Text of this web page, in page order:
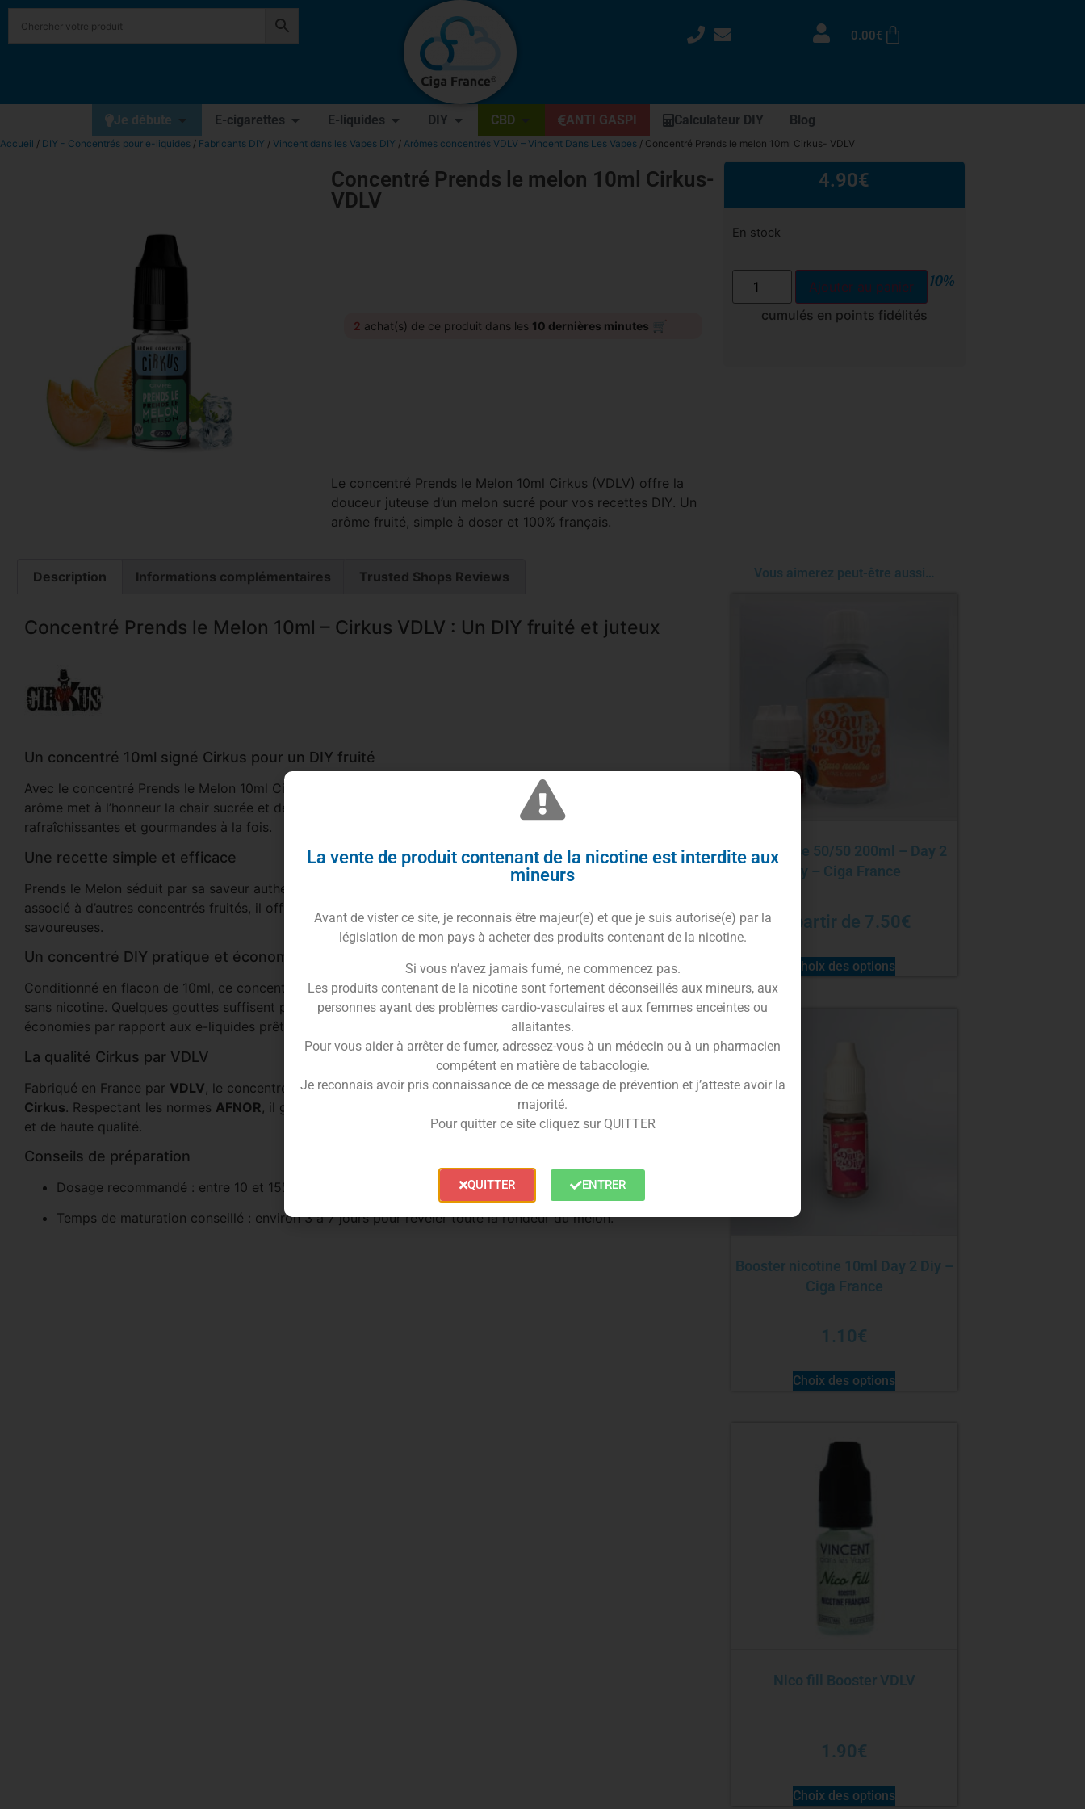
0.00€
Je débute E-cigarettes E-liquides DIY CBD ANTI GASPI Calculateur DIY Blog
Accueil / DIY - Concentrés pour e-liquides / Fabricants DIY / Vincent dans les Vapes DIY / Arômes concentrés VDLV – Vincent Dans Les Vapes / Concentré Prends le melon 10ml Cirkus- VDLV
Concentré Prends le melon 10ml Cirkus-
VDLV
2 achat(s) de ce produit dans les 10 dernières minutes 🛒
Le concentré Prends le Melon 10ml Cirkus (VDLV) offre la
douceur juteuse d’un melon sucré pour vos recettes DIY. Un
arôme fruité, simple à doser et 100% français.
4.90€
En stock
Ajouter au panier 10%
cumulés en points fidélités
Description Informations complémentaires Trusted Shops Reviews
Concentré Prends le Melon 10ml – Cirkus VDLV : Un DIY fruité et juteux
Un concentré 10ml signé Cirkus pour un DIY fruité
Avec le concentré Prends le Melon 10ml Cirkus de VDLV, donnez une touche d’été à vos recettes DIY. Cet
arôme met à l’honneur la chair sucrée et désaltérante du melon, pour des préparations d’e-liquides
rafraîchissantes et gourmandes à la fois.
Une recette simple et efficace
Prends le Melon séduit par sa saveur authentique de fruit bien mûr, à la fois douce et juteuse. Utilisé seul ou
associé à d’autres concentrés fruités, il offre une base idéale pour créer des recettes DIY uniques et
savoureuses.
Un concentré DIY pratique et économique
Conditionné en flacon de 10ml, ce concentré est conçu pour être mélangé avec une base PG/VG, avec ou
sans nicotine. Quelques gouttes suffisent pour obtenir un e-liquide à votre goût, tout en réalisant des
économies par rapport aux e-liquides prêts à vaper.
La qualité Cirkus par VDLV
Fabriqué en France par VDLV, le concentré Prends le Melon bénéficie du savoir-faire reconnu de la marque
Cirkus. Respectant les normes AFNOR, il garantit une traçabilité optimale et une expérience vape sécurisée
et de haute qualité.
Conseils de préparation
Dosage recommandé : entre 10 et 15% selon vos préférences et le ratio PG/VG utilisé.
Temps de maturation conseillé : environ 3 à 7 jours pour révéler toute la rondeur du melon.
Vous aimerez peut-être aussi…
Pack base 50/50 200ml – Day 2
Diy – Ciga France
À partir de 7.50€
Choix des options
Booster nicotine 10ml Day 2 Diy –
Ciga France
1.10€
Choix des options
Nico fill Booster VDLV
1.90€
Choix des options
La vente de produit contenant de la nicotine est interdite aux
mineurs
Avant de vister ce site, je reconnais être majeur(e) et que je suis autorisé(e) par la
législation de mon pays à acheter des produits contenant de la nicotine.
Si vous n’avez jamais fumé, ne commencez pas.
Les produits contenant de la nicotine sont fortement déconseillés aux mineurs, aux
personnes ayant des problèmes cardio-vasculaires et aux femmes enceintes ou
allaitantes.
Pour vous aider à arrêter de fumer, adressez-vous à un médecin ou à un pharmacien
compétent en matière de tabacologie.
Je reconnais avoir pris connaissance de ce message de prévention et j’atteste avoir la
majorité.
Pour quitter ce site cliquez sur QUITTER
QUITTER ENTRER